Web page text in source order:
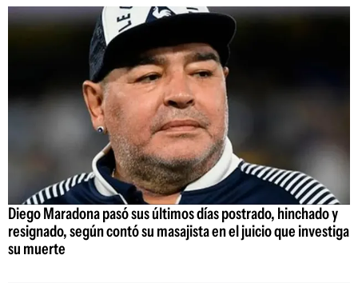
Diego Maradona pasó sus últimos días postrado, hinchado y
resignado, según contó su masajista en el juicio que investiga
su muerte